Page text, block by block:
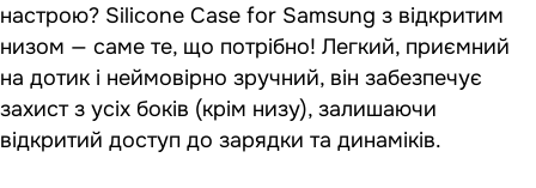
настрою? Silicone Case for Samsung з відкритим
низом — саме те, що потрібно! Легкий, приємний
на дотик і неймовірно зручний, він забезпечує
захист з усіх боків (крім низу), залишаючи
відкритий доступ до зарядки та динаміків.